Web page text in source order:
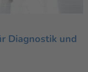
Diagnostik und